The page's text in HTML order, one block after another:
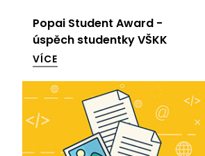
Popai Student Award -
úspěch studentky VŠKK
VÍCE